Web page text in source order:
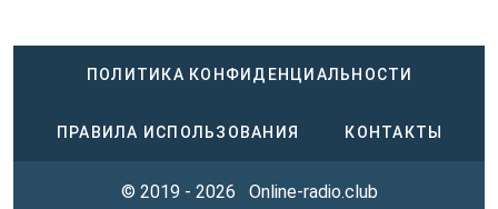
ПОЛИТИКА КОНФИДЕНЦИАЛЬНОСТИ
ПРАВИЛА ИСПОЛЬЗОВАНИЯ КОНТАКТЫ
© 2019 - 2026 Online-radio.club